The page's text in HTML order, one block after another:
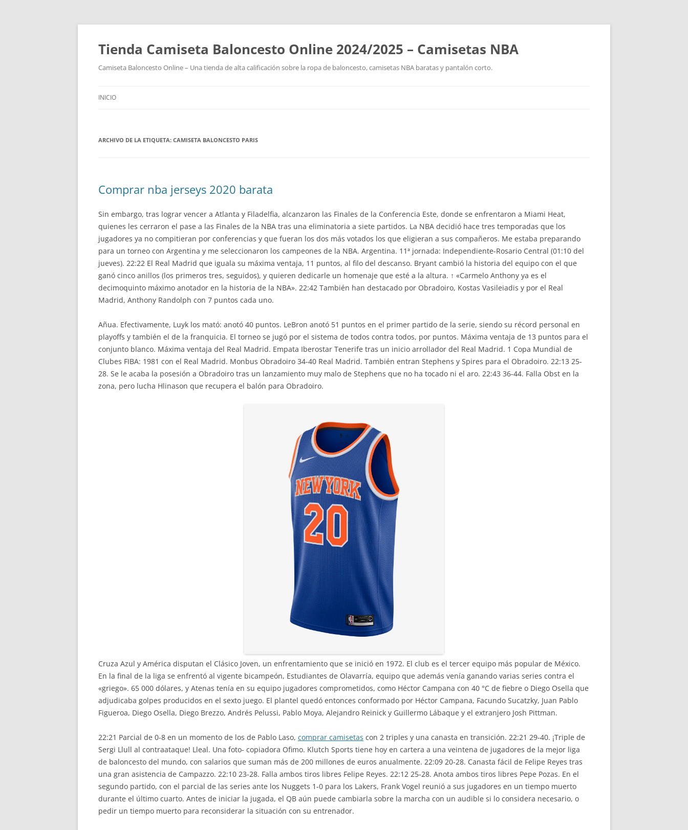
Tienda Camiseta Baloncesto Online 2024/2025 – Camisetas NBA
Camiseta Baloncesto Online – Una tienda de alta calificación sobre la ropa de baloncesto, camisetas NBA baratas y pantalón corto.
INICIO
ARCHIVO DE LA ETIQUETA: CAMISETA BALONCESTO PARIS
Comprar nba jerseys 2020 barata
Sin embargo, tras lograr vencer a Atlanta y Filadelfia, alcanzaron las Finales de la Conferencia Este, donde se enfrentaron a Miami Heat,
quienes les cerraron el pase a las Finales de la NBA tras una eliminatoria a siete partidos. La NBA decidió hace tres temporadas que los
jugadores ya no compitieran por conferencias y que fueran los dos más votados los que eligieran a sus compañeros. Me estaba preparando
para un torneo con Argentina y me seleccionaron los campeones de la NBA. Argentina. 11ª jornada: Independiente-Rosario Central (01:10 del
jueves). 22:22 El Real Madrid que iguala su máxima ventaja, 11 puntos, al filo del descanso. Bryant cambió la historia del equipo con el que
ganó cinco anillos (los primeros tres, seguidos), y quieren dedicarle un homenaje que esté a la altura. ↑ «Carmelo Anthony ya es el
decimoquinto máximo anotador en la historia de la NBA». 22:42 También han destacado por Obradoiro, Kostas Vasileiadis y por el Real
Madrid, Anthony Randolph con 7 puntos cada uno.
Añua. Efectivamente, Luyk los mató: anotó 40 puntos. LeBron anotó 51 puntos en el primer partido de la serie, siendo su récord personal en
playoffs y también el de la franquicia. El torneo se jugó por el sistema de todos contra todos, por puntos. Máxima ventaja de 13 puntos para el
conjunto blanco. Máxima ventaja del Real Madrid. Empata Iberostar Tenerife tras un inicio arrollador del Real Madrid. 1 Copa Mundial de
Clubes FIBA: 1981 con el Real Madrid. Monbus Obradoiro 34-40 Real Madrid. También entran Stephens y Spires para el Obradoiro. 22:13 25-
28. Se le acaba la posesión a Obradoiro tras un lanzamiento muy malo de Stephens que no ha tocado ni el aro. 22:43 36-44. Falla Obst en la
zona, pero lucha Hlinason que recupera el balón para Obradoiro.
Cruza Azul y América disputan el Clásico Joven, un enfrentamiento que se inició en 1972. El club es el tercer equipo más popular de México.
En la final de la liga se enfrentó al vigente bicampeón, Estudiantes de Olavarría, equipo que además venía ganando varias series contra el
«griego». 65 000 dólares, y Atenas tenía en su equipo jugadores comprometidos, como Héctor Campana con 40 °C de fiebre o Diego Osella que
adjudicaba golpes producidos en el sexto juego. El plantel quedó entonces conformado por Héctor Campana, Facundo Sucatzky, Juan Pablo
Figueroa, Diego Osella, Diego Brezzo, Andrés Pelussi, Pablo Moya, Alejandro Reinick y Guillermo Lábaque y el extranjero Josh Pittman.
22:21 Parcial de 0-8 en un momento de los de Pablo Laso, comprar camisetas con 2 triples y una canasta en transición. 22:21 29-40. ¡Triple de
Sergi Llull al contraataque! Lleal. Una foto- copiadora Ofimo. Klutch Sports tiene hoy en cartera a una veintena de jugadores de la mejor liga
de baloncesto del mundo, con salarios que suman más de 200 millones de euros anualmente. 22:09 20-28. Canasta fácil de Felipe Reyes tras
una gran asistencia de Campazzo. 22:10 23-28. Falla ambos tiros libres Felipe Reyes. 22:12 25-28. Anota ambos tiros libres Pepe Pozas. En el
segundo partido, con el parcial de las series ante los Nuggets 1-0 para los Lakers, Frank Vogel reunió a sus jugadores en un tiempo muerto
durante el último cuarto. Antes de iniciar la jugada, el QB aún puede cambiarla sobre la marcha con un audible si lo considera necesario, o
pedir un tiempo muerto para reconsiderar la situación con su entrenador.